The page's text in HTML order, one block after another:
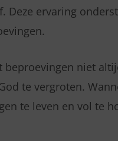
Deze ervaring
niet
te vergroten.
te leven en vol te